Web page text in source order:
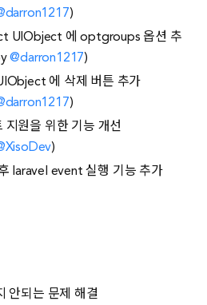
)
UIObject 에 optgroups 옵션 추
@darron1217)
에 삭제 버튼 추가
)
지원을 위한 기능 개선
)
laravel event 실행 기능 추가
안되는 문제 해결